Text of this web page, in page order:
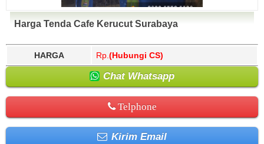
Harga Tenda Cafe Kerucut Surabaya
HARGA Rp. (Hubungi CS)
Chat Whatsapp
Telphone
Kirim Email